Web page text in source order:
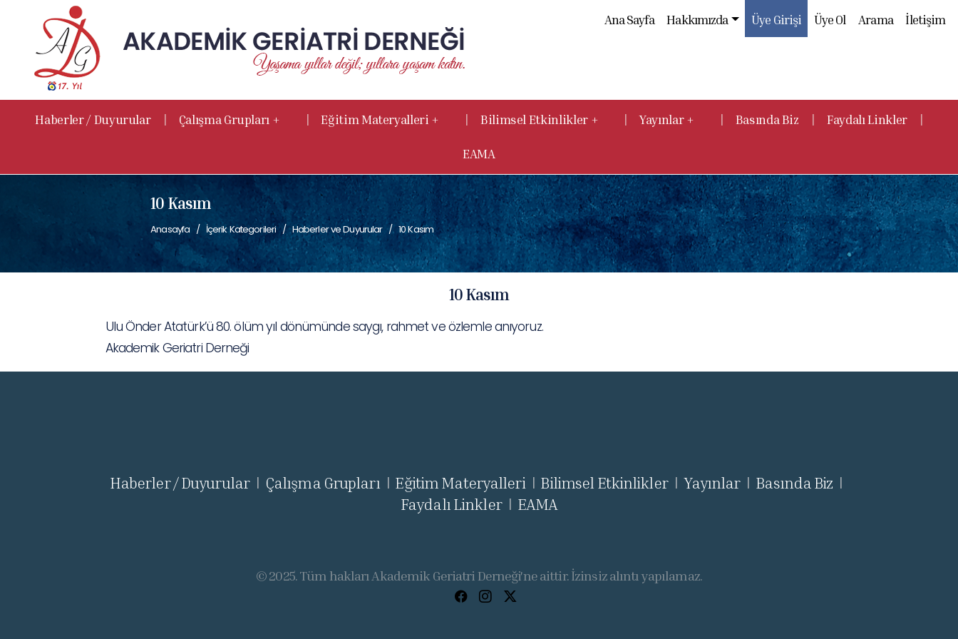
Ana Sayfa Hakkımızda Üye Girişi Üye Ol Arama İletişim
Haberler / Duyurular | Çalışma Grupları + | Eğitim Materyalleri + | Bilimsel Etkinlikler + | Yayınlar + | Basında Biz | Faydalı Linkler |
EAMA
10 Kasım
Anasayfa İçerik Kategorileri Haberler ve Duyurular 10 Kasım
10 Kasım
Ulu Önder Atatürk’ü 80. ölüm yıl dönümünde saygı, rahmet ve özlemle anıyoruz.
Akademik Geriatri Derneği
Haberler / Duyurular | Çalışma Grupları | Eğitim Materyalleri | Bilimsel Etkinlikler | Yayınlar | Basında Biz |
Faydalı Linkler | EAMA
© 2025. Tüm hakları Akademik Geriatri Derneği'ne aittir. İzinsiz alıntı yapılamaz.